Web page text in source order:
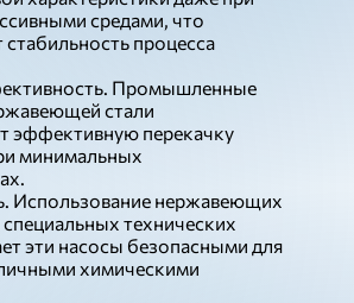
средами, что
стабильность процесса
Промышленные
стали
эффективную перекачку
минимальных
Использование нержавеющих
технических
эти насосы безопасными для
химическими